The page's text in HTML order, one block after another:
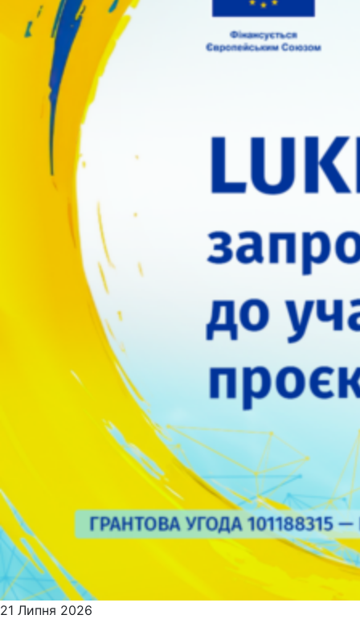
21 Липня 2026